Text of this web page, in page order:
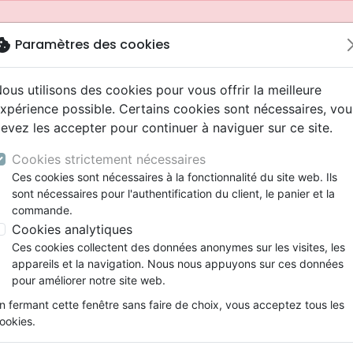
Nouveautés
Testaments
Etude biblique
Segond
Darby
Bandes dessinées
Souffrance, Relation d'aide
Ethique, société, politique
ans
Adolescents, jeunes
Latino, Folk
Soul
Rap, Hip-hop
Louange, Adoration
Pop, Rock
animés
conférences
Films, fiction
Jeux
Papeterie
depuis votre pays (United States).
spirituelle Vocation céleste (La)
Paramètres des cookies
utilisons des cookies pour vous offrir la meilleure
possible. Certains cookies sont nécessaires,
les accepter pour continuer à naviguer sur ce site.
Cookies strictement nécessaires
Ces cookies sont nécessaires à la fonctionnalité du site web. Ils
sont nécessaires pour l'authentification du client, le panier et la
commande.
Cookies analytiques
Ces cookies collectent des données anonymes sur les visites, les
appareils et la navigation. Nous nous appuyons sur ces données
pour améliorer notre site web.
fermant cette fenêtre sans faire de choix, vous acceptez tous les